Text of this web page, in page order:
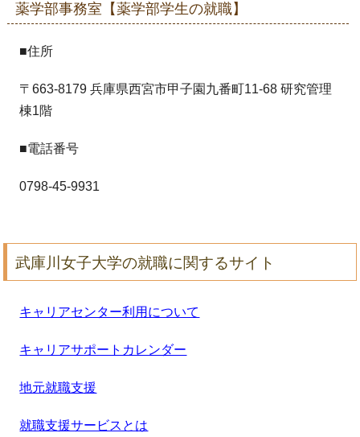
薬学部事務室【薬学部学生の就職】
■住所
〒663-8179 兵庫県西宮市甲子園九番町11-68 研究管理
棟1階
■電話番号
0798-45-9931
武庫川女子大学の就職に関するサイト
キャリアセンター利用について
キャリアサポートカレンダー
地元就職支援
就職支援サービスとは